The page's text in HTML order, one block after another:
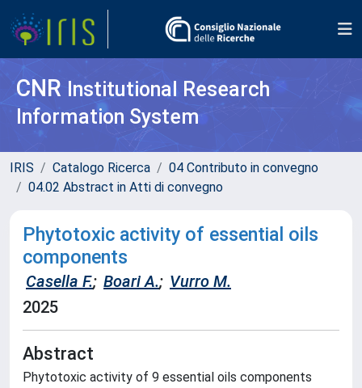
CNR Institutional Research
Information System
IRIS Catalogo Ricerca
04 Contributo in convegno
04.02 Abstract in Atti di convegno
Phytotoxic activity of essential oils
components
Casella F.; Boari A.; Vurro M.
2025
Abstract
Phytotoxic activity of 9 essential oils components